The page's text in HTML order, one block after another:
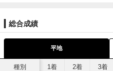
総合成績
平地
種別 1着 2着 3着